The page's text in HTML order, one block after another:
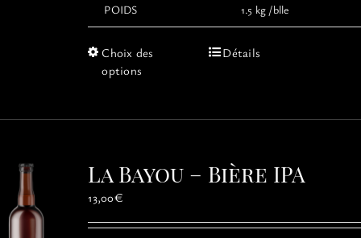
POIDS 1.5 kg /blle
Choix des
options
Ce
variations.
peuvent
sur
Détails
La Bayou – Bière IPA
13,00€